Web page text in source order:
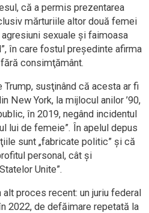
că a permis prezentarea
mărturiile altor două femei
sexuale şi faimoasa
în care fostul preşedinte afirma
consimţământ.
Trump, susţinând că acesta ar fi
New York, la mijlocul anilor ’90,
în 2019, negând incidentul
lui de femeie”. În apelul depus
sunt „fabricate politic” şi că
personal, cât şi
Unite”.
proces recent: un juriu federal
2022, de defăimare repetată la